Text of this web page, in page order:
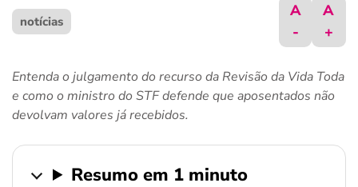
últimas notícias
ferramentas
notícias
A
-
A
+
Entenda o julgamento do recurso da Revisão da Vida Toda
e como o ministro do STF defende que aposentados não
devolvam valores já recebidos.
Resumo em 1 minuto